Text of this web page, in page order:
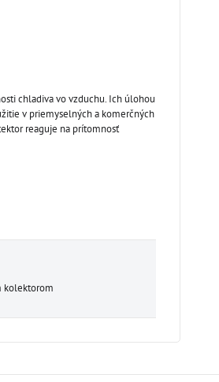
chladiva vo vzduchu. Ich úlohou
v priemyselných a komerčných
reaguje na prítomnosť
kolektorom